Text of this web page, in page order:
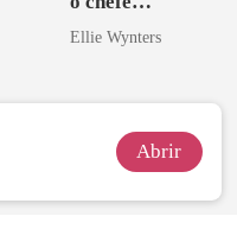
arrogante
Ellie Wynters
Abrir